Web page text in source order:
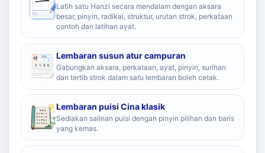
Latih satu Hanzi secara mendalam dengan aksara
besar, pinyin, radikal, struktur, urutan strok, perkataan
contoh dan latihan ayat.
Lembaran susun atur campuran
Gabungkan aksara, perkataan, ayat, pinyin, surihan
dan tertib strok dalam satu lembaran boleh cetak.
Lembaran puisi Cina klasik
Sediakan salinan puisi dengan pinyin pilihan dan baris
yang kemas.